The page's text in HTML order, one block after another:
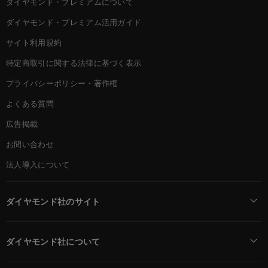
ダイヤモンド・プレミアム活用ガイド
サイト利用規約
特定商取引に関する法律に基づく表示
プライバシーポリシー・著作権
よくある質問
広告掲載
お問い合わせ
法人導入について
ダイヤモンド社のサイト
ダイヤモンド社について